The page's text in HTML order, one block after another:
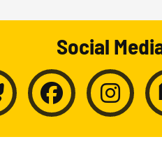
Social